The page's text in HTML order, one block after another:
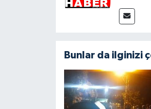
Bunlar da ilginizi